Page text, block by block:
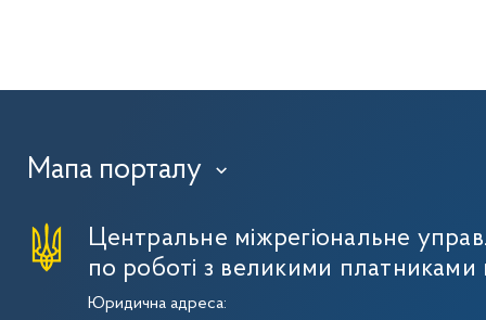
Мапа порталу ›
Центральне міжрегіональне
по роботі з великими платниками
Юридична адреса: